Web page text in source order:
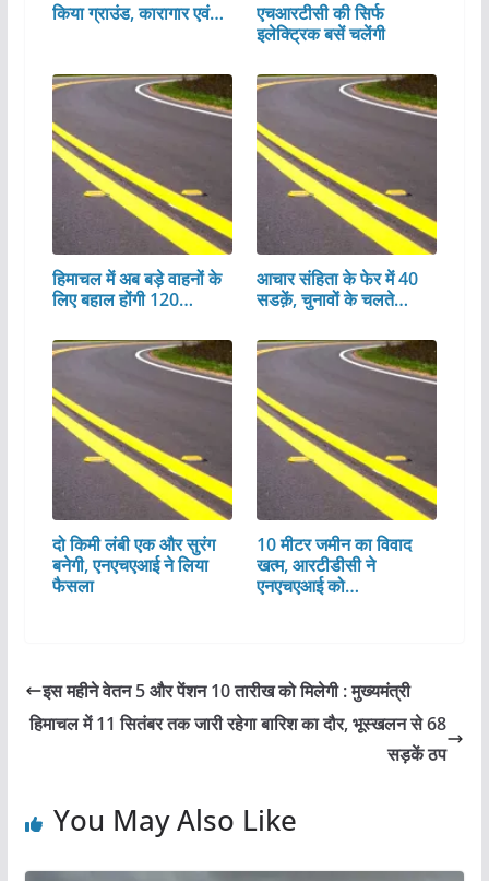
किया ग्राउंड, कारागार एवं…
एचआरटीसी की सिर्फ
इलेक्ट्रिक बसें चलेंगी
हिमाचल में अब बड़े वाहनों के
लिए बहाल होंगी 120…
आचार संहिता के फेर में 40
सडक़ें, चुनावों के चलते…
दो किमी लंबी एक और सुरंग
बनेगी, एनएचएआई ने लिया
फैसला
10 मीटर जमीन का विवाद
खत्म, आरटीडीसी ने
एनएचएआई को…
इस महीने वेतन 5 और पेंशन 10 तारीख को मिलेगी : मुख्यमंत्री
हिमाचल में 11 सितंबर तक जारी रहेगा बारिश का दौर, भूस्खलन से 68
सड़कें ठप
You May Also Like